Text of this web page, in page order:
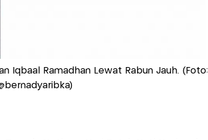
Iqbaal Ramadhan Lewat Rabun Jauh. (Foto: